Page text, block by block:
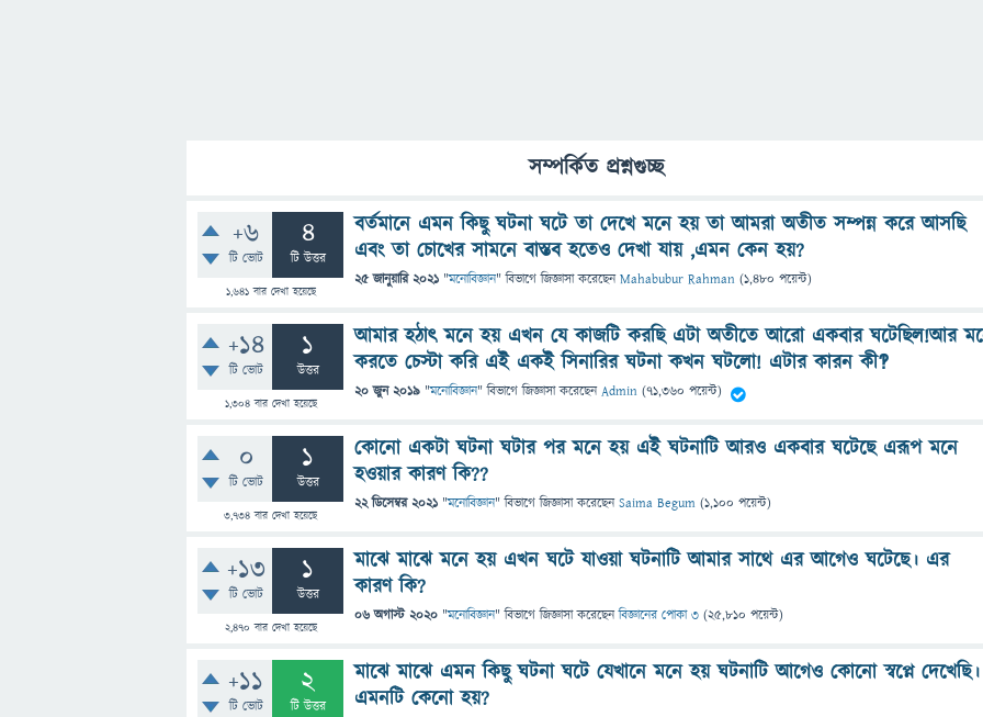
সম্পর্কিত প্রশ্নগুচ্ছ
+6
টি ভোট
4
টি উত্তর
1,641বার দেখা হয়েছে
বর্তমানে এমন কিছু ঘটনা ঘটে তা দেখে মনে হয় তা আমরা অতীত সম্পন্ন করে আসছি
এবং তা চোখের সামনে বাস্তব হতেও দেখা যায় ,এমন কেন হয়?
25 জানুয়ারি 2021 "মনোবিজ্ঞান" বিভাগে জিজ্ঞাসাকরেছেনMahabubur Rahman (1,480 পয়েন্ট)
+14
টি ভোট
1
উত্তর
1,304বার দেখা হয়েছে
আমার হঠাৎ মনে হয় এখন যে কাজটি করছি এটা অতীতে আরো একবার ঘটেছিল!আর
করতে চেস্টা করি এই একই সিনারির ঘটনা কখন ঘটলো! এটার কারন কী‽
20 জুন 2019 "মনোবিজ্ঞান" বিভাগে জিজ্ঞাসাকরেছেনAdmin (71,360 পয়েন্ট)
0
টি ভোট
1
উত্তর
3,734 বার দেখা হয়েছে
কোনো একটা ঘটনা ঘটার পর মনে হয় এই ঘটনাটি আরও একবার ঘটেছে এরূপ মনে
হওয়ার কারণ কি??
22 ডিসেম্বর 2021 "মনোবিজ্ঞান" বিভাগে জিজ্ঞাসাকরেছেনSaima Begum (1,100 পয়েন্ট)
+13
টি ভোট
1
উত্তর
2,470 বার দেখা হয়েছে
মাঝে মাঝে মনে হয় এখন ঘটে যাওয়া ঘটনাটি আমার সাথে এর আগেও ঘটেছে। এর
কারণ কি?
06 অগাস্ট 2020 "মনোবিজ্ঞান" বিভাগে জিজ্ঞাসাকরেছেনবিজ্ঞানের পোকা ৩ (25,810 পয়েন্ট)
+11
টি ভোট
2
টি উত্তর
মাঝে মাঝে এমন কিছু ঘটনা ঘটে যেখানে মনে হয় ঘটনাটি আগেও কোনো স্বপ্নে দেখেছি।
এমনটি কেনো হয়?